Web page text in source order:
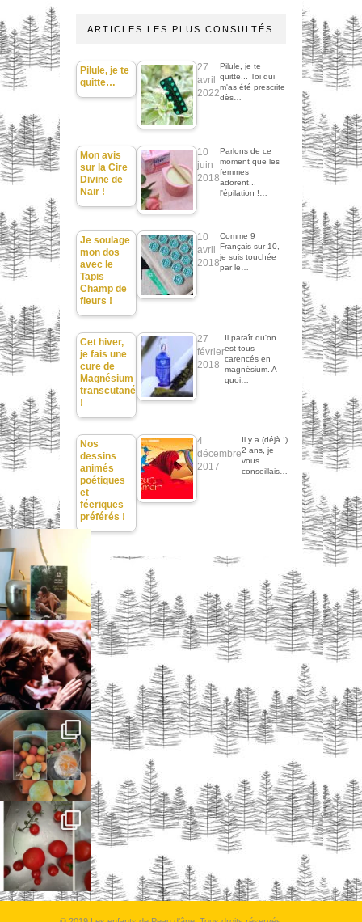
ARTICLES LES PLUS CONSULTÉS
Pilule, je te
quitte…
27
avril
2022
Pilule, je te
quitte... Toi qui
m'as été prescrite
dès…
Mon avis
sur la Cire
Divine de
Nair !
10
juin
2018
Parlons de ce
moment que les
femmes
adorent...
l'épilation !…
Je soulage
mon dos
avec le
Tapis
Champ de
fleurs !
10
avril
2018
Comme 9
Français sur 10,
je suis touchée
par le…
Cet hiver,
je fais une
cure de
Magnésium
transcutané
!
27
février
2018
Il paraît qu'on
est tous
carencés en
magnésium. A
quoi…
Nos
dessins
animés
poétiques
et
féeriques
préférés !
4
décembre
2017
Il y a (déjà !)
2 ans, je
vous
conseillais…